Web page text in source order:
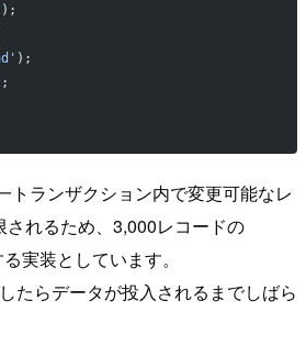
);
);
トランザクション内で変更可能なレ
されるため、3,000レコードの
実装としています。
たらデータが投入されるまでしばら